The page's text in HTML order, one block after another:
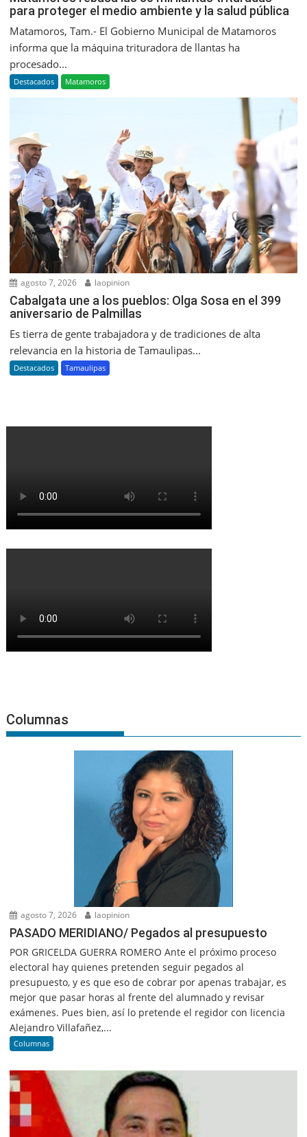
para proteger el medio ambiente y la salud pública
Matamoros, Tam.- El Gobierno Municipal de Matamoros
informa que la máquina trituradora de llantas ha
procesado...
Destacados Matamoros
agosto 7, 2026 laopinion
Cabalgata une a los pueblos: Olga Sosa en el 399
aniversario de Palmillas
Es tierra de gente trabajadora y de tradiciones de alta
relevancia en la historia de Tamaulipas...
Destacados Tamaulipas
Columnas
agosto 7, 2026 laopinion
PASADO MERIDIANO/ Pegados al presupuesto
POR GRICELDA GUERRA ROMERO Ante el próximo proceso
electoral hay quienes pretenden seguir pegados al
presupuesto, y es que eso de cobrar por apenas trabajar, es
mejor que pasar horas al frente del alumnado y revisar
exámenes. Pues bien, así lo pretende el regidor con licencia
Alejandro Villafañez,...
Columnas